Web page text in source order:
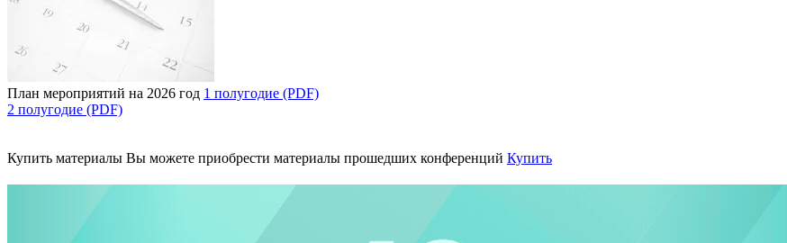
План мероприятий на 2026 год 1 полугодие (PDF)
2 полугодие (PDF)
Купить материалы Вы можете приобрести материалы прошедших конференций Купить